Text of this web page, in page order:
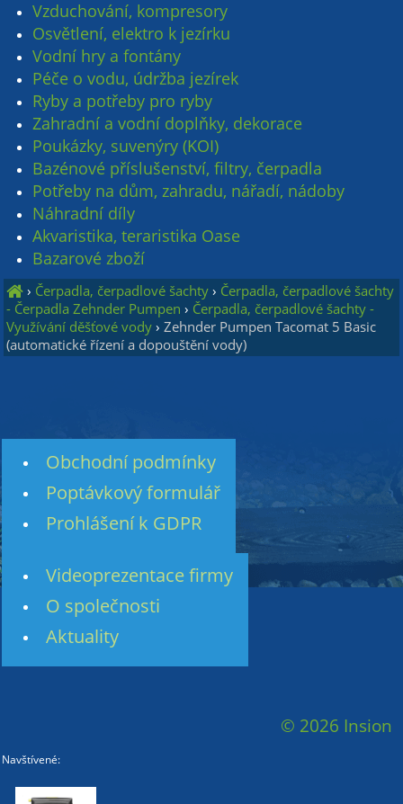
Vzduchování, kompresory
Osvětlení, elektro k jezírku
Vodní hry a fontány
Péče o vodu, údržba jezírek
Ryby a potřeby pro ryby
Zahradní a vodní doplňky, dekorace
Poukázky, suvenýry (KOI)
Bazénové příslušenství, filtry, čerpadla
Potřeby na dům, zahradu, nářadí, nádoby
Náhradní díly
Akvaristika, teraristika Oase
Bazarové zboží
› Čerpadla, čerpadlové šachty › Čerpadla, čerpadlové šachty
- Čerpadla Zehnder Pumpen › Čerpadla, čerpadlové šachty -
Využívání děšťové vody ›Zehnder Pumpen Tacomat 5 Basic
(automatické řízení a dopouštění vody)
Obchodní podmínky
Poptávkový formulář
Prohlášení k GDPR
Videoprezentace firmy
O společnosti
Aktuality
© 2026 Insion
Navštívené: